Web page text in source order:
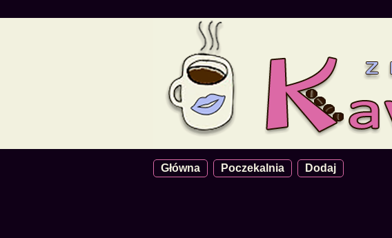
Główna Poczekalnia Dodaj